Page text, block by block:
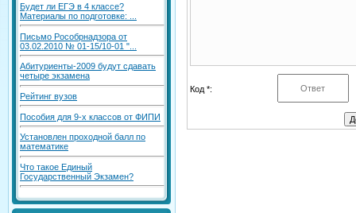
Будет ли ЕГЭ в 4 классе?
Материалы по подготовке: ...
Письмо Рособрнадзора от
03.02.2010 № 01-15/10-01 "...
Абитуриенты-2009 будут сдавать
четыре экзамена
Рейтинг вузов
Пособия для 9-х классов от ФИПИ
Установлен проходной балл по
математике
Что такое Единый
Государственный Экзамен?
Код *: